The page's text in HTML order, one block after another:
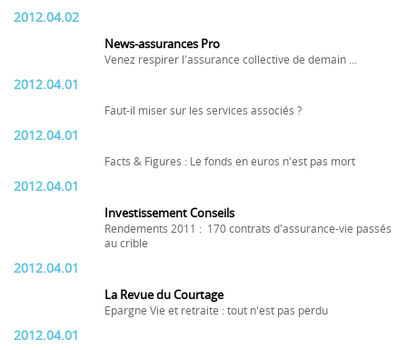
2012.04.02
News-assurances Pro
Venez respirer l'assurance collective de demain ...
2012.04.01
Faut-il miser sur les services associés ?
2012.04.01
Facts & Figures : Le fonds en euros n'est pas mort
2012.04.01
Investissement Conseils
Rendements 2011 : 170 contrats d'assurance-vie passés
au crible
2012.04.01
La Revue du Courtage
Epargne Vie et retraite : tout n'est pas perdu
2012.04.01